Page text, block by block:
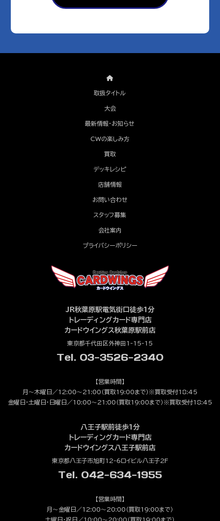
取扱タイトル
大会
最新情報・お知らせ
CWの楽しみ方
買取
デッキレシピ
店舗情報
お問い合わせ
スタッフ募集
会社案内
プライバシーポリシー
JR秋葉原駅電気街口徒歩1分
トレーディングカード専門店
カードウイングス秋葉原駅前店
東京都千代田区外神田1-15-15
Tel. 03-3526-2340
【営業時間】
月～木曜日／12:00～21:00（買取19:00まで）※買取受付18:45
金曜日・土曜日・日曜日／10:00～21:00（買取19:00まで）※買取受付18:45
八王子駅前徒歩1分
トレーディングカード専門店
カードウイングス八王子駅前店
東京都八王子市旭町12-6ロイビル八王子2F
Tel. 042-634-1955
【営業時間】
月～金曜日／12:00～20:00（買取19:00まで）
土曜日・祝日／10:00～20:00（買取19:00まで）